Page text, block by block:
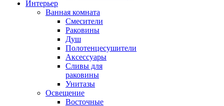
Интерьер
Ванная комната
Смесители
Раковины
Душ
Полотенцесушители
Аксессуары
Сливы для
раковины
Унитазы
Освещение
Восточные